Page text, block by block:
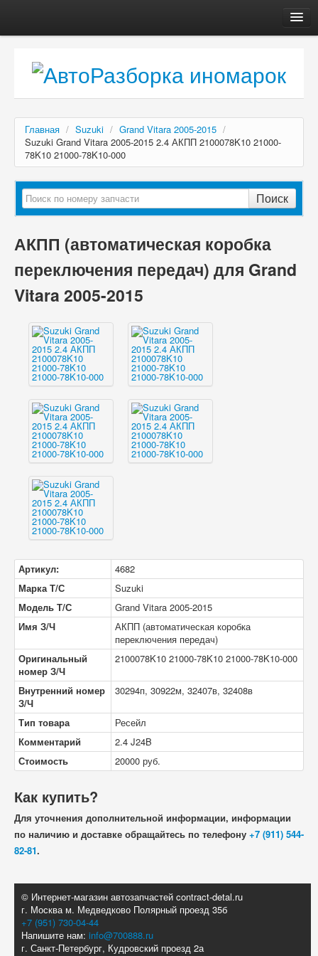
Автосервис
Как купить
Контакты
Главная / Suzuki / Grand Vitara 2005-2015 /
Suzuki Grand Vitara 2005-2015 2.4 АКПП 2100078K10 21000-
78K10 21000-78K10-000
Поиск
АКПП (автоматическая коробка
переключения передач) для Grand
Vitara 2005-2015
Артикул:
4682
Марка Т/С
Suzuki
Модель Т/С
Grand Vitara 2005-2015
Имя З/Ч
АКПП (автоматическая коробка
переключения передач)
Оригинальный
номер З/Ч
2100078K10 21000-78K10 21000-78K10-000
Внутренний номер
З/Ч
30294п, 30922м, 32407в, 32408в
Тип товара
Ресейл
Комментарий
2.4 J24B
Стоимость
20000 руб.
Как купить?
Для уточнения дополнительной информации, информации
по наличию и доставке обращайтесь по телефону +7 (911) 544-
82-81.
© Интернет-магазин автозапчастей contract-detal.ru
г. Москва м. Медведково Полярный проезд 35б
+7 (951) 730-04-44
Напишите нам: info@700888.ru
г. Санкт-Петербург, Кудровский проезд 2а